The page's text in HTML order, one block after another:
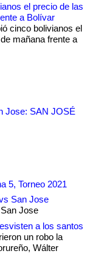
el precio de las
a Bolívar
cinco bolivianos el
mañana frente a
Jose: SAN JOSÉ
5, Torneo 2021
San Jose
Jose
a los santos
un robo la
Wálter